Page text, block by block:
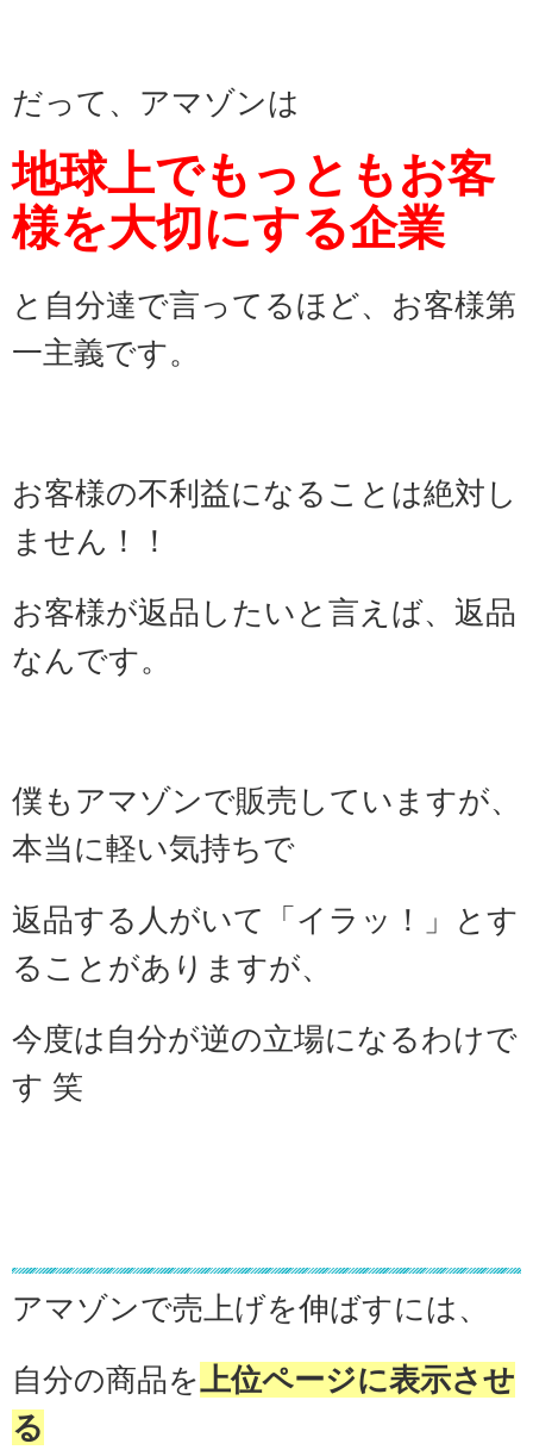
だって、 アマゾンは
地球上でもっともお客
様を大切にする企業
と自分達で言ってるほど、お客様第
一主義です。
お客様の不利益になることは絶対し
ません！！
お客様が返品したいと言えば、返品
なんです。
僕もアマゾンで販売していますが、
本当に軽い気持ちで
返品する人がいて「イラッ！」とす
ることがありますが、
今度は自分が逆の立場になるわけで
す 笑
アマゾンで売上げを伸ばすには、
自分の商品を上位ページに表示させ
る